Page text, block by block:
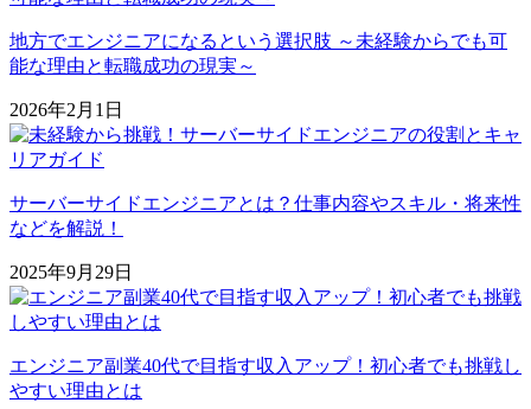
地方でエンジニアになるという選択肢 ～未経験からでも可
能な理由と転職成功の現実～
2026年2月1日
サーバーサイドエンジニアとは？仕事内容やスキル・将来性
などを解説！
2025年9月29日
エンジニア副業40代で目指す収入アップ！初心者でも挑戦し
やすい理由とは